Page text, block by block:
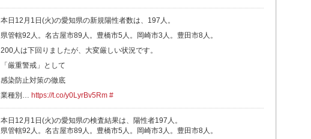
本日12月1日(火)の愛知県の新規陽性者数は、197人。
県管轄92人。名古屋市89人。豊橋市5人。岡崎市3人。豊田市8人。
200人は下回りましたが、大変厳しい状況です。
「厳重警戒」として
感染防止対策の徹底
業種別… https://t.co/y0LyrBv5Rm #
本日12月1日(火)の愛知県の検査結果は、陽性者197人。
県管轄92人。名古屋市89人。豊橋市5人。岡崎市3人。豊田市8人。